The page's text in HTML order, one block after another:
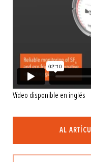
Vídeo disponible en inglés
AL